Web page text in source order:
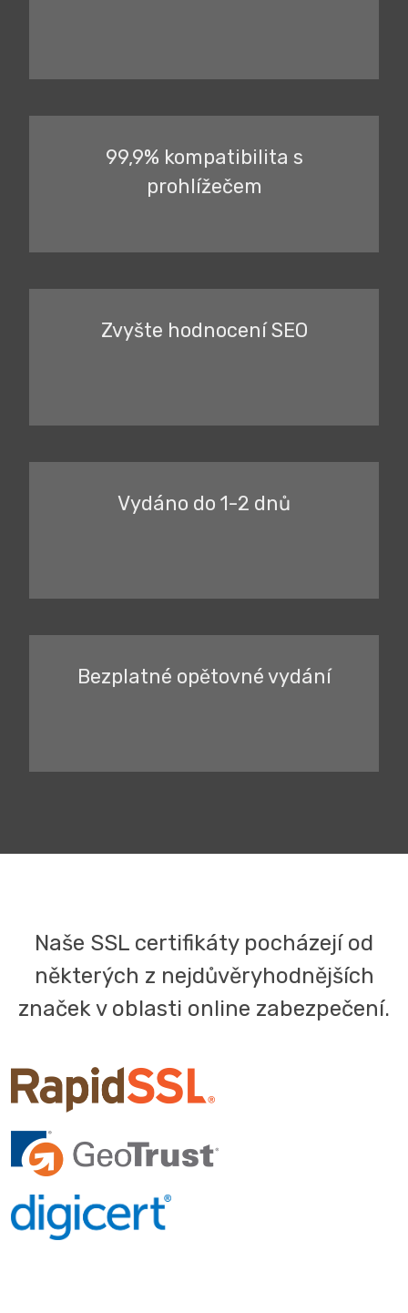
99,9% kompatibilita s
prohlížečem
Zvyšte hodnocení SEO
Vydáno do 1-2 dnů
Bezplatné opětovné vydání
Naše SSL certifikáty pocházejí od
některých z nejdůvěryhodnějších
značek v oblasti online zabezpečení.